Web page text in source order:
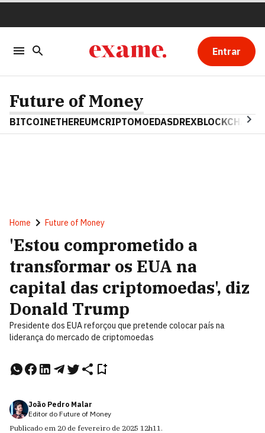
Entrar
Future of Money
BITCOINETHEREUMCRIPTOMOEDASDREXBLOCKCHAIN
Home Future of Money
'Estou comprometido a
transformar os EUA na
capital das criptomoedas', diz
Donald Trump
Presidente dos EUA reforçou que pretende colocar país na
liderança do mercado de criptomoedas
João Pedro Malar
Editor do Future of Money
Publicado em 20 de fevereiro de 2025 12h11.